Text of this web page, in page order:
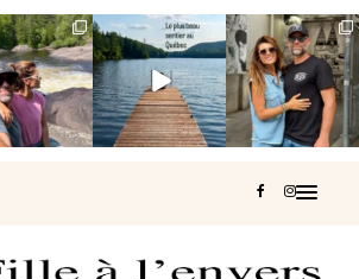
nature.
...
Et si je te disais
qu’il existe un
sentier où tu...
128 37
Montréal, une
très belle
surprise 🇨🇦
453